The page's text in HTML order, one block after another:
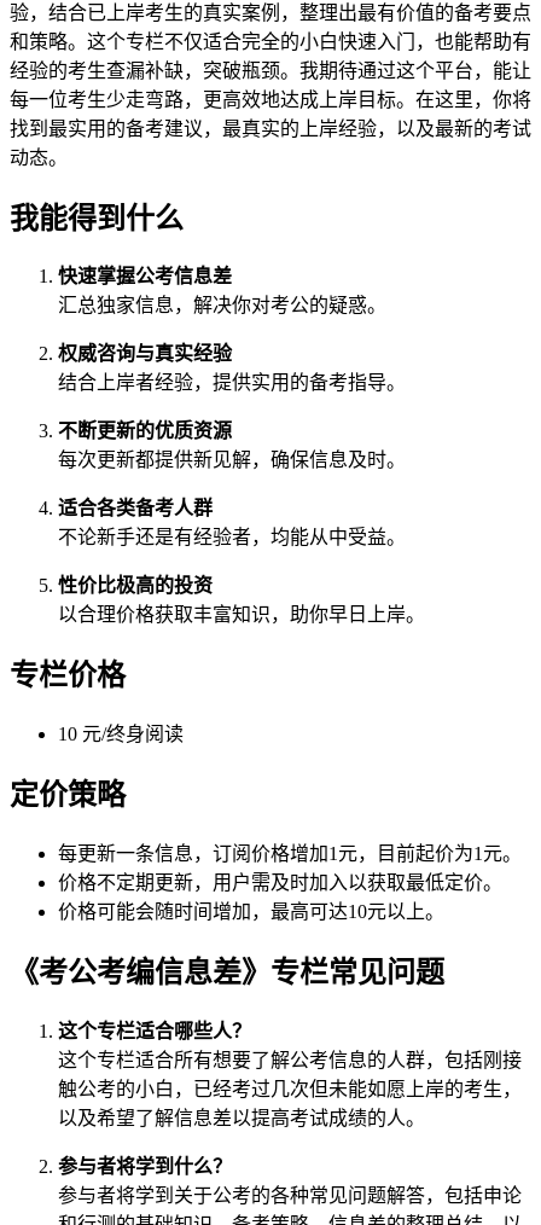
验，结合已上岸考生的真实案例，整理出最有价值的备考要点
和策略。这个专栏不仅适合完全的小白快速入门，也能帮助有
经验的考生查漏补缺，突破瓶颈。我期待通过这个平台，能让
每一位考生少走弯路，更高效地达成上岸目标。在这里，你将
找到最实用的备考建议，最真实的上岸经验，以及最新的考试
动态。
我能得到什么
快速掌握公考信息差
汇总独家信息，解决你对考公的疑惑。
权威咨询与真实经验
结合上岸者经验，提供实用的备考指导。
不断更新的优质资源
每次更新都提供新见解，确保信息及时。
适合各类备考人群
不论新手还是有经验者，均能从中受益。
性价比极高的投资
以合理价格获取丰富知识，助你早日上岸。
专栏价格
10 元/终身阅读
定价策略
每更新一条信息，订阅价格增加1元，目前起价为1元。
价格不定期更新，用户需及时加入以获取最低定价。
价格可能会随时间增加，最高可达10元以上。
《考公考编信息差》专栏常见问题
这个专栏适合哪些人？
这个专栏适合所有想要了解公考信息的人群，包括刚接
触公考的小白，已经考过几次但未能如愿上岸的考生，
以及希望了解信息差以提高考试成绩的人。
参与者将学到什么？
参与者将学到关于公考的各种常见问题解答，包括申论